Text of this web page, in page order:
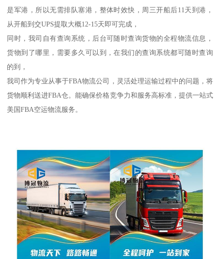
是军港，所以无需排队塞港，整体时效快，周三开船后11天到港，
从开船到交UPS提取大概12-15天即可完成，
同时，我司自有查询系统，后台可随时查询货物的全程物流信息，
货物到了哪里，需要多久可以到，在我们的查询系统都可随时查询
的到，
我司作为专业从事于FBA物流公司，灵活处理运输过程中的问题，将
货物顺利送进FBA仓。能确保价格竞争力和服务高标准，提供一站式
美国FBA空运物流服务。